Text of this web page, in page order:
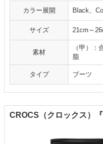
カラー展開 Black、
サイズ 21cm～
素材
（甲）
脂
タイプ ブーツ
CROCS（クロックス）